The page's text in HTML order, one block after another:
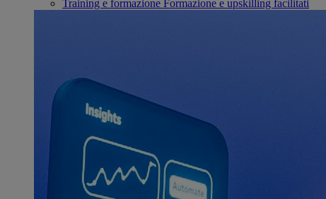
Training e formazione Formazione e upskilling facilitati